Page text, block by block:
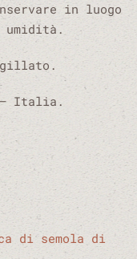
in luogo
umidità.
Italia.